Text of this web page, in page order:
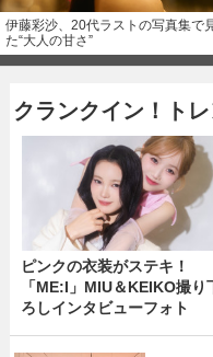
伊藤彩沙、20代ラストの写真集で
た“大人の甘さ”
クランクイン！ト
ピンクの衣装がステキ！
「ME:I」MIU＆KEIKO撮り
ろしインタビューフォト